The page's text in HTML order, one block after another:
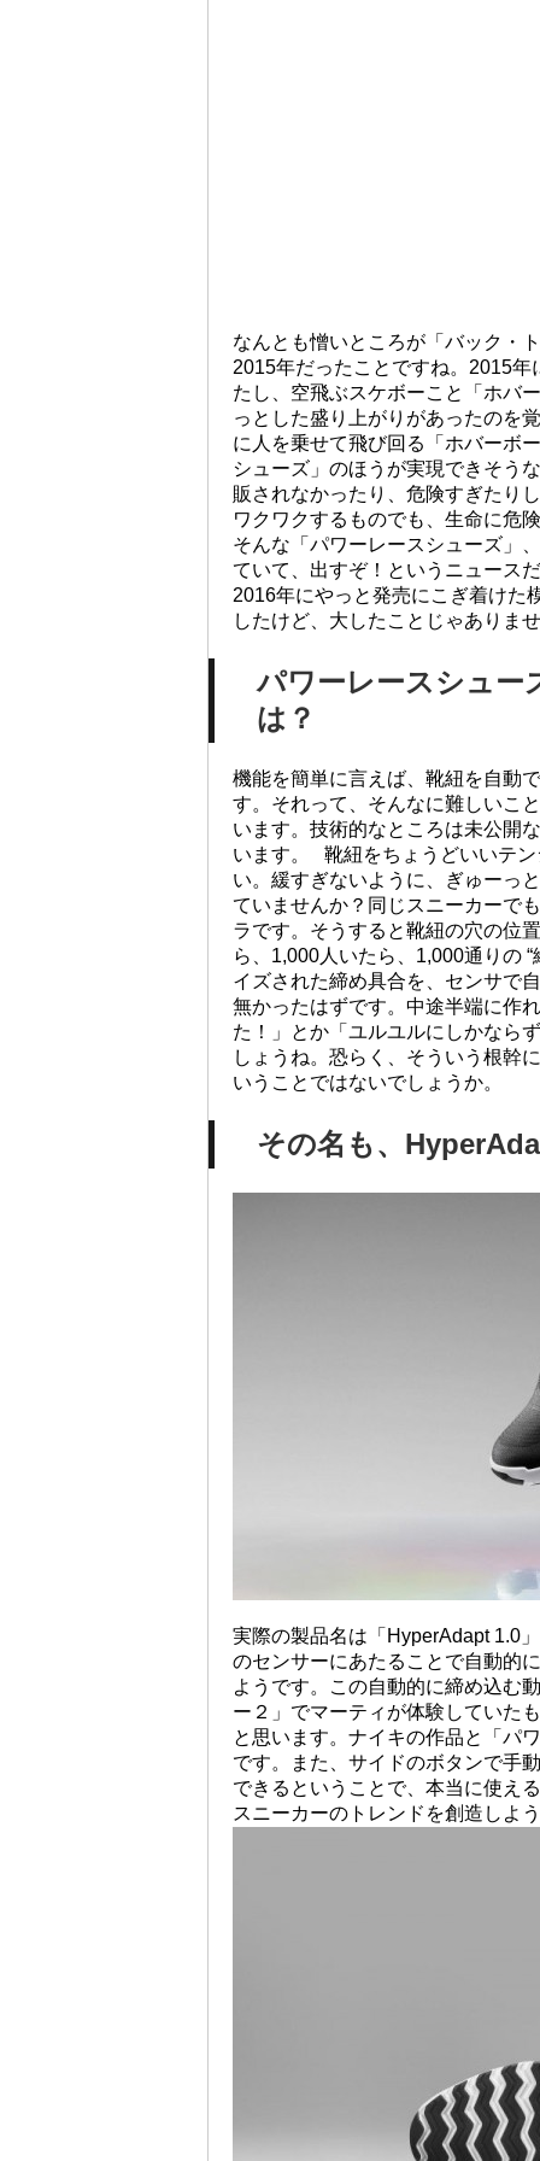
なんとも憎いところが「バック・
2015年だったことですね。2015
たし、空飛ぶスケボーこと「ホバ
っとした盛り上がりがあったのを
に人を乗せて飛び回る「ホバーボ
シューズ」のほうが実現できそう
販されなかったり、危険すぎたり
ワクワクするものでも、生命に危
そんな「パワーレースシューズ」
ていて、出すぞ！というニュース
2016年にやっと発売にこぎ着けた
したけど、大したことじゃありま
パワーレースシュー
は？
機能を簡単に言えば、靴紐を自動
す。それって、そんなに難しいこ
います。技術的なところは未公開
います。 靴紐をちょうどいいテ
い。緩すぎないように、ぎゅーっ
ていませんか？同じスニーカーで
ラです。そうすると靴紐の穴の位
ら、1,000人いたら、1,000通りの
イズされた締め具合を、センサで
無かったはずです。中途半端に作
た！」とか「ユルユルにしかなら
しょうね。恐らく、そういう根幹
いうことではないでしょうか。
その名も、
実際の製品名は「HyperAdapt 1.0
のセンサーにあたることで自動的
ようです。この自動的に締め込む
ー２」でマーティが体験していた
と思います。ナイキの作品と「パ
です。また、サイドのボタンで手
できるということで、本当に使え
スニーカーのトレンドを創造しよ